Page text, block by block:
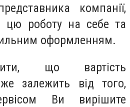
компанії,
цю роботу на себе та
оформленням.
що вартість
залежить від того,
Ви вирішите